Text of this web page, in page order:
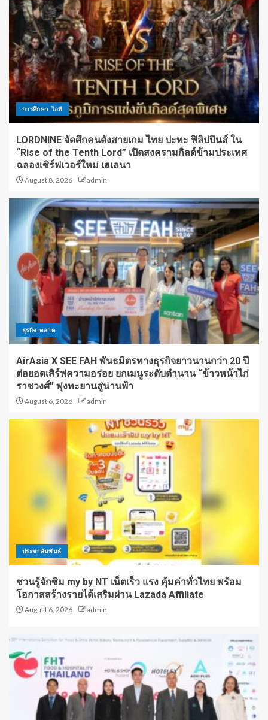
การศึกษา-ไอที
LORDNINE จัดศึกคนดังสายเกม ไทย ปะทะ ฟิลิปปินส์ ใน
“Rise of the Tenth Lord” เปิดสงครามกิลด์ข้ามประเทศ
ฉลองเซิร์ฟเวอร์ใหม่ เฮเลนา
August 8, 2026 admin
ธุรกิจ-ตลาด
AirAsia X SEE FAH พันธมิตรทางธุรกิจยาวนานกว่า 20 ปี
ต่อยอดเสิร์ฟความอร่อย ยกเมนูระดับตำนาน “ข้าวหน้าไก่
ราชวงศ์” พุ่งทะยานสู่น่านฟ้า
August 6, 2026 admin
ประชาสัมพันธ์
ชวนรู้จักซิม my by NT เน็ตเร็ว แรง คุ้มค่าทั่วไทย พร้อม
โอกาสสร้างรายได้เสริมผ่าน Lazada Affiliate
August 6, 2026 admin